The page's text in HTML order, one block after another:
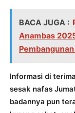
BACA JUGA :
Anambas
Informasi di
sesak nafas
badannya pun